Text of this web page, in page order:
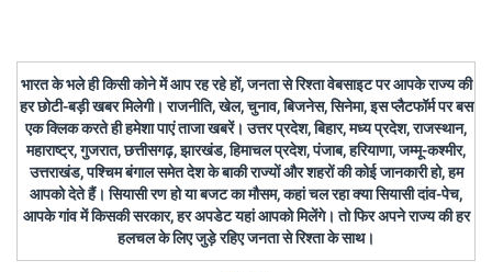
भारत के भले ही किसी कोने में आप रह रहे हों, जनता से रिश्ता वेबसाइट पर आपके राज्य की
हर छोटी-बड़ी खबर मिलेगी। राजनीति, खेल, चुनाव, बिजनेस, सिनेमा, इस प्लैटफॉर्म पर बस
एक क्लिक करते ही हमेशा पाएं ताजा खबरें। उत्तर प्रदेश, बिहार, मध्य प्रदेश, राजस्थान,
महाराष्ट्र, गुजरात, छत्तीसगढ़, झारखंड, हिमाचल प्रदेश, पंजाब, हरियाणा, जम्मू-कश्मीर,
उत्तराखंड, पश्चिम बंगाल समेत देश के बाकी राज्यों और शहरों की कोई जानकारी हो, हम
आपको देते हैं। सियासी रण हो या बजट का मौसम, कहां चल रहा क्या सियासी दांव-पेच,
आपके गांव में किसकी सरकार, हर अपडेट यहां आपको मिलेंगे। तो फिर अपने राज्य की हर
हलचल के लिए जुड़े रहिए जनता से रिश्ता के साथ।